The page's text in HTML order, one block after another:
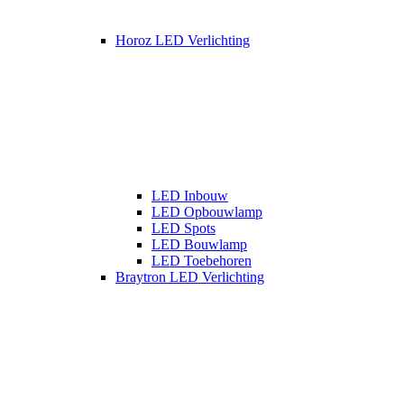
Horoz LED Verlichting
LED Inbouw
LED Opbouwlamp
LED Spots
LED Bouwlamp
LED Toebehoren
Braytron LED Verlichting